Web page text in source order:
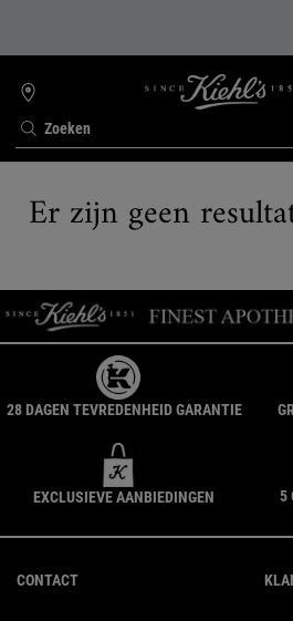
Zoeken
WINKELZOEKER
Er zijn geen
28 DAGEN TEVREDENHEID GARANTIE
EXCLUSIEVE AANBIEDINGEN
5
CONTACT